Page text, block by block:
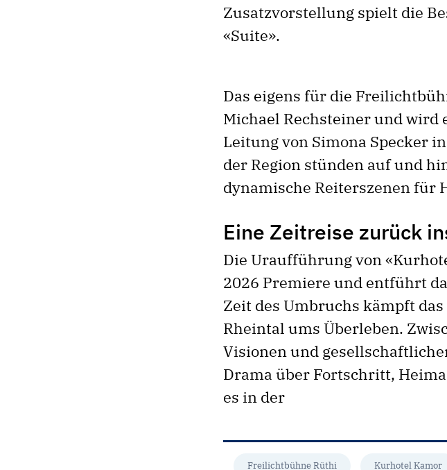
Zusatzvorstellung spielt die
«Suite».
Das eigens für die
Michael Rechsteiner und
Leitung von Simona Specker
der Region stünden auf und
dynamische Reiterszenen für
Eine Zeitreise zurück
Die Uraufführung von
2026 Premiere und entführt
Zeit des Umbruchs kämpft
Rheintal ums Überleben.
Visionen und
Drama über Fortschritt,
es in der
Freilichtbühne Rüthi Kurhotel Kamor